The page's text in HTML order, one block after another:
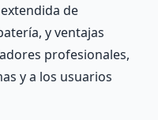
de
y ventajas
profesionales,
y a los usuarios